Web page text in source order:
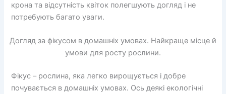
крона та відсутність квіток полегшують догляд і не
потребують багато уваги.
Догляд за фікусом в домашніх умовах. Найкраще місце й
умови для росту рослини.
Фікус – рослина, яка легко вирощується і добре
почувається в домашніх умовах. Ось деякі екологічні